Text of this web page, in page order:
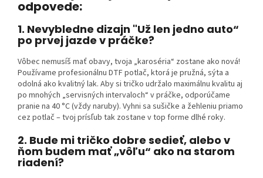
odpovede:
1. Nevybledne dizajn "Už len jedno auto“
po prvej jazde v práčke?
Vôbec nemusíš mať obavy, tvoja „karoséria“ zostane ako nová!
Používame profesionálnu DTF potlač, ktorá je pružná, sýta a
odolná ako kvalitný lak. Aby si tričko udržalo maximálnu kvalitu aj
po mnohých „servisných intervaloch“ v práčke, odporúčame
pranie na 40 °C (vždy naruby). Vyhni sa sušičke a žehleniu priamo
cez potlač – tvoj prísľub tak zostane v top forme dlhé roky.
2. Bude mi tričko dobre sedieť, alebo v
ňom budem mať „vôľu“ ako na starom
riadení?